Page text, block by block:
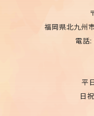
福岡県北九州
電話
平
日